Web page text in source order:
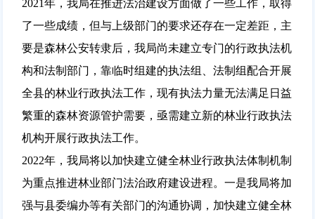
2021年，我局在推进法治建设方面做了一些工作，取得
了一些成绩，但与上级部门的要求还存在一定差距，主
要是森林公安转隶后，我局尚未建立专门的行政执法机
构和法制部门，靠临时组建的执法组、法制组配合开展
全县的林业行政执法工作，现有执法力量无法满足日益
繁重的森林资源管护需要，亟需建立新的林业行政执法
机构开展行政执法工作。
2022年，我局将以加快建立健全林业行政执法体制机制
为重点推进林业部门法治政府建设进程。一是我局将加
强与县委编办等有关部门的沟通协调，加快建立健全林